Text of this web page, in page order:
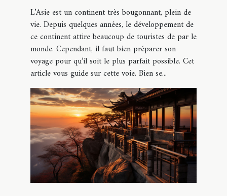
L’Asie est un continent très bougonnant, plein de
vie. Depuis quelques années, le développement de
ce continent attire beaucoup de touristes de par le
monde. Cependant, il faut bien préparer son
voyage pour qu’il soit le plus parfait possible. Cet
article vous guide sur cette voie. Bien se...